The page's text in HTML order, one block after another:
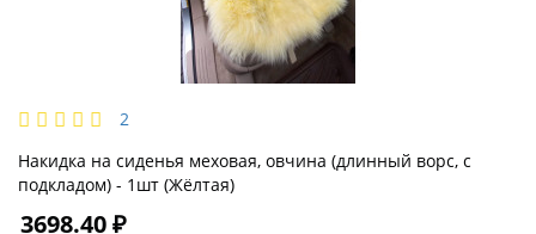
2
Накидка на сиденья меховая, овчина (длинный ворс, с
подкладом) - 1шт (Жёлтая)
3698.40 ₽